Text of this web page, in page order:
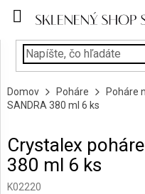
POHÁRE
PODÁVANIE
NÁPOJOV
KUCHYŇA
A
INTERIÉR
Domov Poháre Poháre
SANDRA 380 ml 6 ks
Crystalex
380 ml 6 ks
K02220